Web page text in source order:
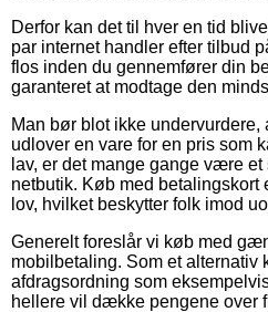
Derfor kan det til hver en tid
par internet handler efter tilbud
flos inden du gennemfører din
garanteret at modtage den
Man bør blot ikke
udlover en vare for en pris som
lav, er det mange gange være
netbutik. Køb med betalingskort
lov, hvilket beskytter folk imod
Generelt foreslår vi køb med
mobilbetaling. Som et alternativ
afdragsordning som
hellere vil dække pengene over